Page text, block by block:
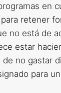
en
retener
no está de
estar
de no gastar
para